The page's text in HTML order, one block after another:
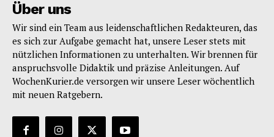
Über uns
Wir sind ein Team aus leidenschaftlichen Redakteuren, das
es sich zur Aufgabe gemacht hat, unsere Leser stets mit
nützlichen Informationen zu unterhalten. Wir brennen für
anspruchsvolle Didaktik und präzise Anleitungen. Auf
WochenKurier.de versorgen wir unsere Leser wöchentlich
mit neuen Ratgebern.